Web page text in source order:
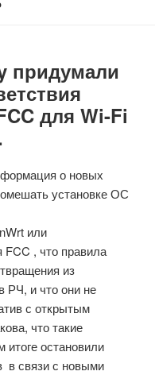
придумали
для Wi-Fi
о новых
установке ОС
или
FCC , что правила
из
РЧ, и что они не
с открытым
что такие
итоге остановили
в связи с новыми